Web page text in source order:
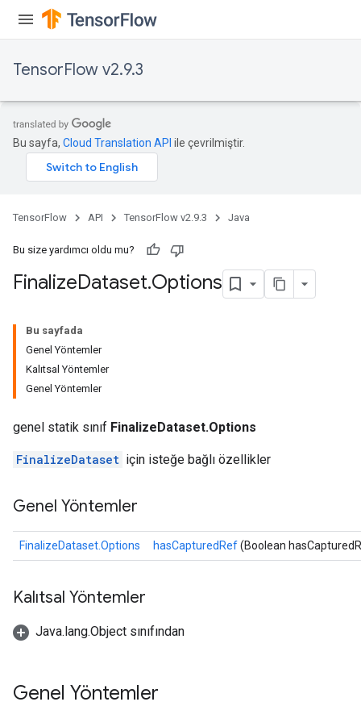
TensorFlow v2.9.3
Bu sayfa, Cloud Translation API ile çevrilmiştir.
TensorFlow API TensorFlow v2.9.3 Java
Bu size yardımcı oldu mu?
FinalizeDataset.Options
Bu sayfada
Genel Yöntemler
Kalıtsal Yöntemler
Genel Yöntemler
genel statik sınıf FinalizeDataset.Options
FinalizeDataset için isteğe bağlı özellikler
Genel Yöntemler
FinalizeDataset.Options hasCapturedRef(Boolean
Kalıtsal Yöntemler
Java.lang.Object sınıfından
Genel Yöntemler